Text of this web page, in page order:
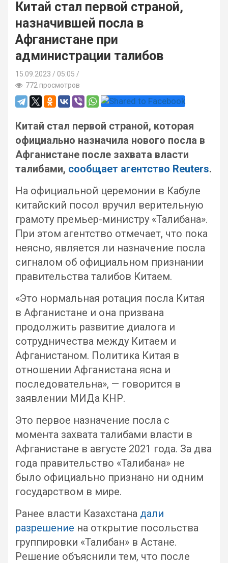
Китай стал первой страной,
назначившей посла в
Афганистане при
администрации талибов
15.09.2023
05:05 /
772 просмотров
Китай стал первой страной, которая
официально назначила нового посла в
Афганистане после захвата власти
талибами, сообщает агентство Reuters.
На официальной церемонии в Кабуле
китайский посол вручил верительную
грамоту премьер-министру «Талибана».
При этом агентство отмечает, что пока
неясно, является ли назначение посла
сигналом об официальном признании
правительства талибов Китаем.
«Это нормальная ротация посла Китая
в Афганистане и она призвана
продолжить развитие диалога и
сотрудничества между Китаем и
Афганистаном. Политика Китая в
отношении Афганистана ясна и
последовательна», — говорится в
заявлении МИДа КНР.
Это первое назначение посла с
момента захвата талибами власти в
Афганистане в августе 2021 года. За два
года правительство «Талибана» не
было официально признано ни одним
государством в мире.
Ранее власти Казахстана дали
разрешение на открытие посольства
группировки «Талибан» в Астане.
Решение объяснили тем, что после